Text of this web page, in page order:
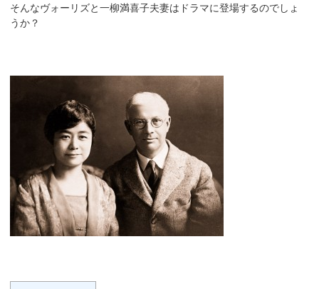
そんなヴォーリズと一柳満喜子夫妻はドラマに登場するのでしょ
うか？